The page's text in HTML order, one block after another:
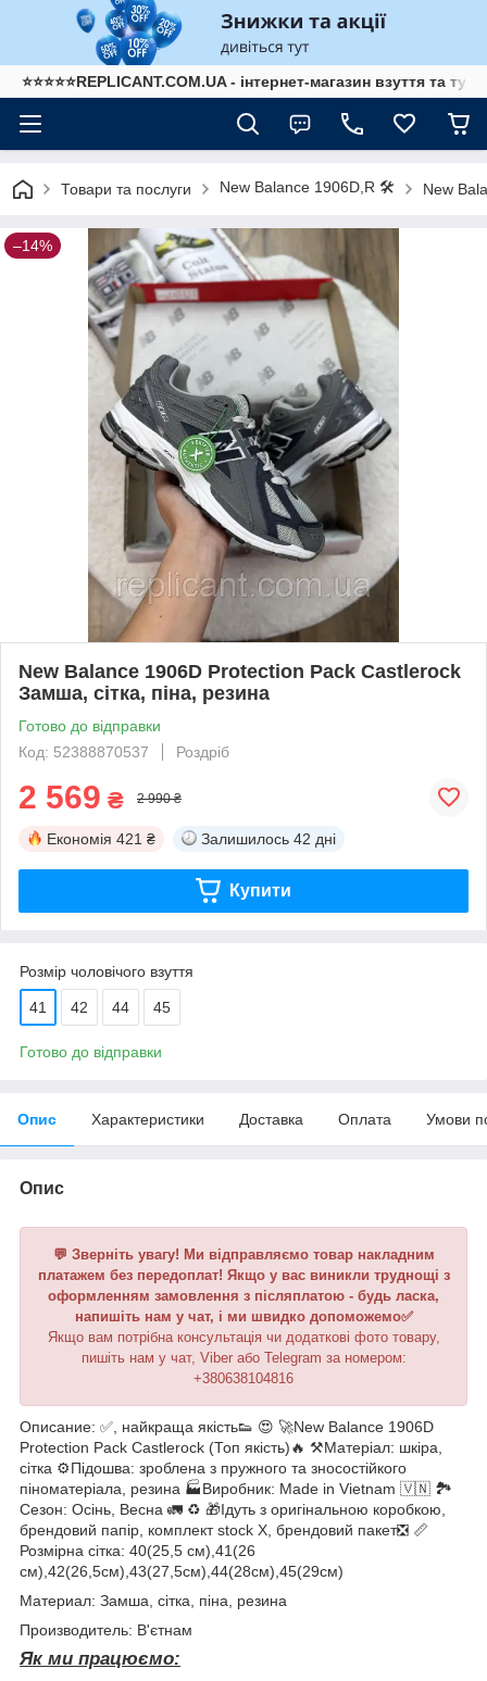
⭐⭐⭐⭐⭐REPLICANT.COM.UA - інтернет-магазин взуття та
Товари та послуги New Balance 1906D,R 🛠️ New
–14%
New Balance 1906D Protection Pack Castlerock
Замша, сітка, піна, резина
Готово до відправки
Код: 52388870537
Роздріб
2 569 ₴ 2 990 ₴
Економія 421 ₴ Залишилось 42 дні
Купити
Розмір чоловічого взуття
41 42 44 45
Готово до відправки
Опис Характеристики Доставка Оплата Умови
Опис
💬 Зверніть увагу! Ми відправляємо товар накладним
платажем без передоплат! Якщо у вас виникли труднощі з
оформленням замовлення з післяплатою - будь ласка,
напишіть нам у чат, і ми швидко допоможемо✅
Якщо вам потрібна консультація чи додаткові фото товару,
пишіть нам у чат, Viber або Telegram за номером:
+380638104816
Описание: ✅, найкраща якість👟 😍 🚀New Balance 1906D
Protection Pack Castlerock (Топ якість)🔥 ⚒️Матеріал: шкіра,
сітка ⚙️Підошва: зроблена з пружного та зносостійкого
піноматеріала, резина 🏭Виробник: Made in Vietnam 🇻🇳 🏞
Сезон: Осінь, Весна 🚛 ♻️ 🎁Ідуть з оригінальною коробкою,
брендовий папір, комплект stock X, брендовий пакет❎ 📏
Розмірна сітка: 40(25,5 см),41(26
см),42(26,5см),43(27,5см),44(28см),45(29см)
Материал: Замша, сітка, піна, резина
Производитель: В'єтнам
Як ми працюємо: